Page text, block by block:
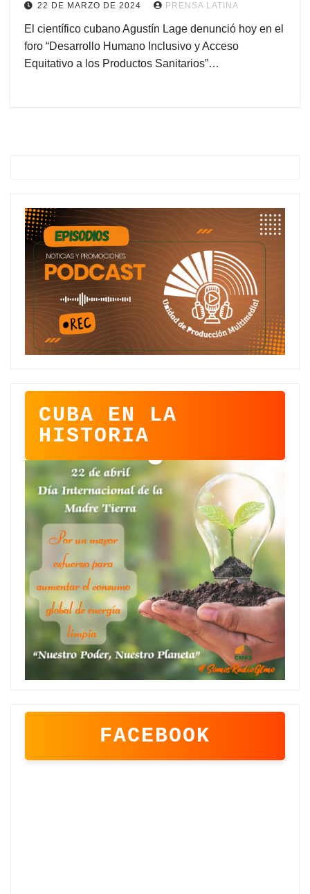
22 DE MARZO DE 2024 PRENSA LATINA
El científico cubano Agustín Lage denunció hoy en el
foro “Desarrollo Humano Inclusivo y Acceso
Equitativo a los Productos Sanitarios”…
CUBA EN LA
HISTORIA
FACEBOOK